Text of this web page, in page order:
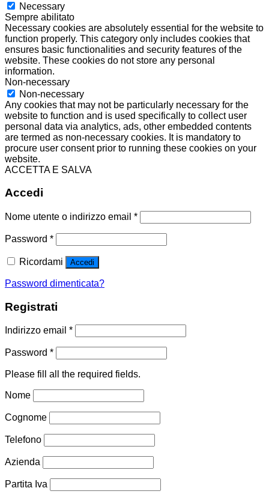
Necessary
Sempre abilitato
Necessary cookies are absolutely essential for the website to
function properly. This category only includes cookies that
ensures basic functionalities and security features of the
website. These cookies do not store any personal
information.
Non-necessary
Non-necessary
Any cookies that may not be particularly necessary for the
website to function and is used specifically to collect user
personal data via analytics, ads, other embedded contents
are termed as non-necessary cookies. It is mandatory to
procure user consent prior to running these cookies on your
website.
ACCETTA E SALVA
Accedi
Nome utente o indirizzo email *
Password *
Ricordami Accedi
Password dimenticata?
Registrati
Indirizzo email *
Password *
Please fill all the required fields.
Nome
Cognome
Telefono
Azienda
Partita Iva